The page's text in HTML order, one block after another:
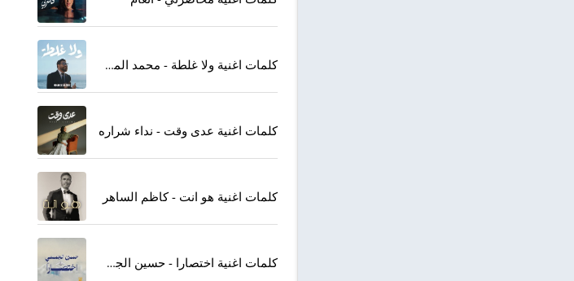
كلمات اغنية ولا غلطة - محمد المجذوب
كلمات اغنية عدى وقت - نداء شراره
كلمات اغنية هو انت - كاظم الساهر
كلمات اغنية اختصارا - حسين الجسمي